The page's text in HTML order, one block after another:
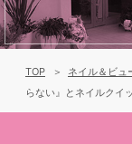
TOP ネイル＆ビュ
らない』とネイルクイ